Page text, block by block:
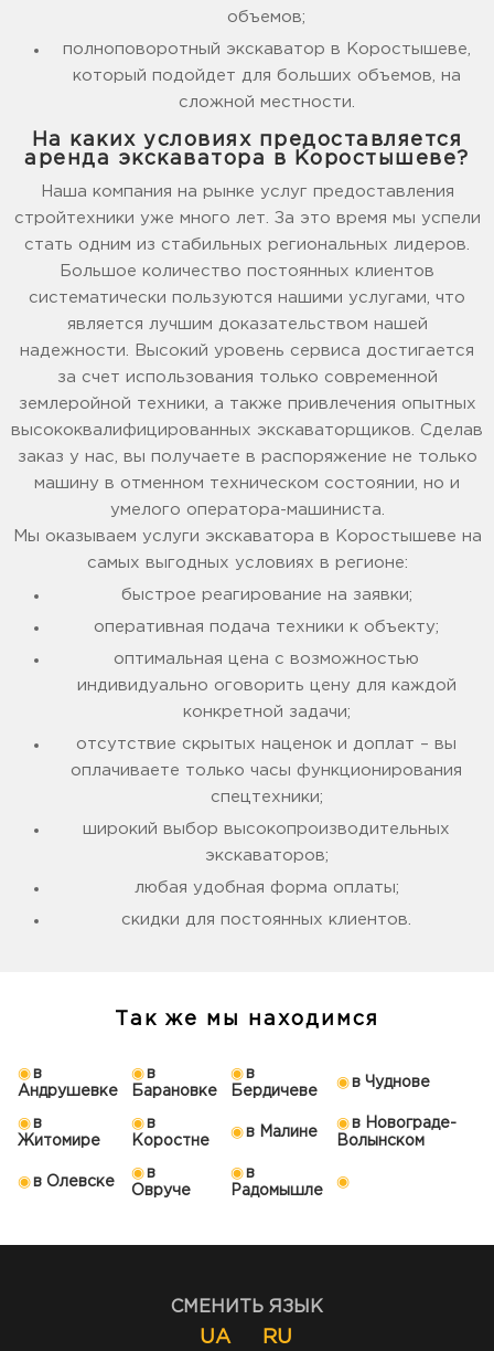
объемов;
полноповоротный экскаватор в Коростышеве,
который подойдет для больших объемов, на
сложной местности.
На каких условиях предоставляется
аренда экскаватора в Коростышеве?
Наша компания на рынке услуг предоставления
стройтехники уже много лет. За это время мы успели
стать одним из стабильных региональных лидеров.
Большое количество постоянных клиентов
систематически пользуются нашими услугами, что
является лучшим доказательством нашей
надежности. Высокий уровень сервиса достигается
за счет использования только современной
землеройной техники, а также привлечения опытных
высококвалифицированных экскаваторщиков. Сделав
заказ у нас, вы получаете в распоряжение не только
машину в отменном техническом состоянии, но и
умелого оператора-машиниста.
Мы оказываем услуги экскаватора в Коростышеве на
самых выгодных условиях в регионе:
быстрое реагирование на заявки;
оперативная подача техники к объекту;
оптимальная цена с возможностью
индивидуально оговорить цену для каждой
конкретной задачи;
отсутствие скрытых наценок и доплат – вы
оплачиваете только часы функционирования
спецтехники;
широкий выбор высокопроизводительных
экскаваторов;
любая удобная форма оплаты;
скидки для постоянных клиентов.
Так же мы находимся
в
Андрушевке
в
Барановке
в
Бердичеве
в Чуднове
в
Житомире
в
Коростне
в Малине
в Новограде-
Волынском
в Олевске
в
Овруче
в
Радомышле
СМЕНИТЬ ЯЗЫК
UA RU